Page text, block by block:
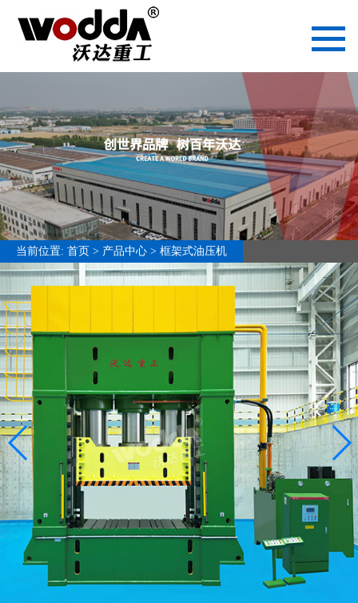
产品中心
专用油压机
四柱油压机
框架式油压机
单柱油压机
龙门油压机
冲床
新闻中心
技术支持
客户案例
复合材料行业解决方案
金属成型行业解决方案
粉末冶金行业解决方案
压装校直行业解决方案
关于沃达
沃达简介
沃达文化
品质工艺
当前位置: 首页 > 产品中心 > 框架式油压机